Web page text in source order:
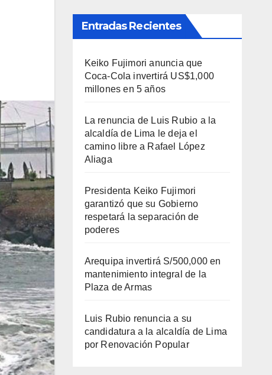
Entradas Recientes
Keiko Fujimori anuncia que
Coca-Cola invertirá US$1,000
millones en 5 años
La renuncia de Luis Rubio a la
alcaldía de Lima le deja el
camino libre a Rafael López
Aliaga
Presidenta Keiko Fujimori
garantizó que su Gobierno
respetará la separación de
poderes
Arequipa invertirá S/500,000 en
mantenimiento integral de la
Plaza de Armas
Luis Rubio renuncia a su
candidatura a la alcaldía de Lima
por Renovación Popular